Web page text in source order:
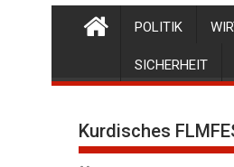
POLITIK
SICHERHEIT
Kurdisches